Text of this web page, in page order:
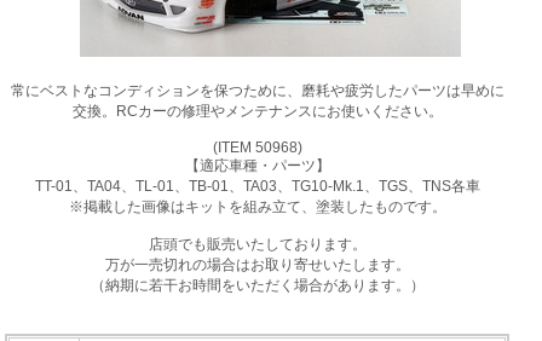
常にベストなコンディションを保つために、磨耗や疲労したパーツは早めに
交換。RCカーの修理やメンテナンスにお使いください。
(ITEM 50968)
【適応車種・パーツ】
TT-01、TA04、TL-01、TB-01、TA03、TG10‐Mk.1、TGS、TNS各車
※掲載した画像はキットを組み立て、塗装したものです。
店頭でも販売いたしております。
万が一売切れの場合はお取り寄せいたします。
（納期に若干お時間をいただく場合があります。）